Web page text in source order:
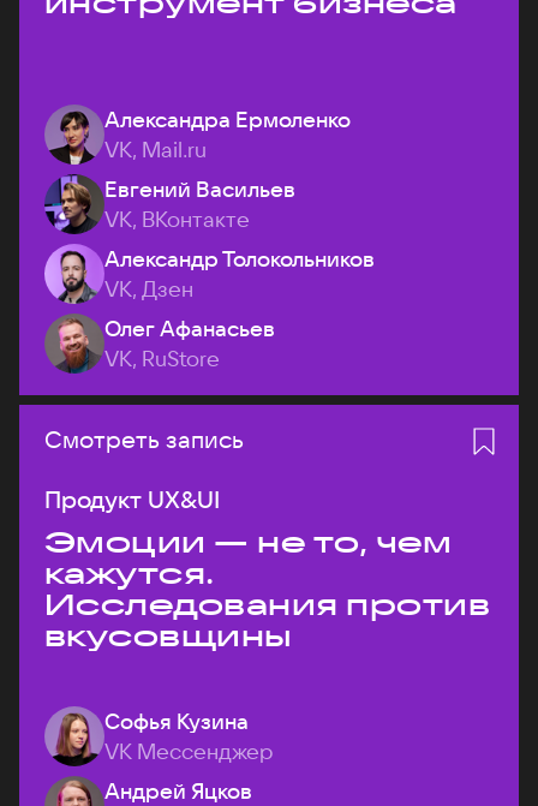
Александра Ермоленко
VK, Mail.ru
Евгений Васильев
VK, ВКонтакте
Александр Толокольников
VK, Дзен
Олег Афанасьев
VK, RuStore
Смотреть запись
Продукт UX&UI
Эмоции — не то, чем
кажутся.
Исследования против
вкусовщины
Софья Кузина
VK Мессенджер
Андрей Яцков